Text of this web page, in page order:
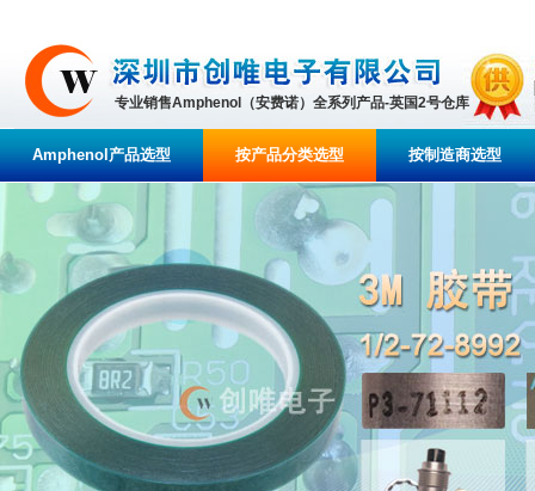
专业销售Amphenol（安费诺）全系列产品-英国2号仓库
Amphenol产品选型 按产品分类选型 按制造商选型